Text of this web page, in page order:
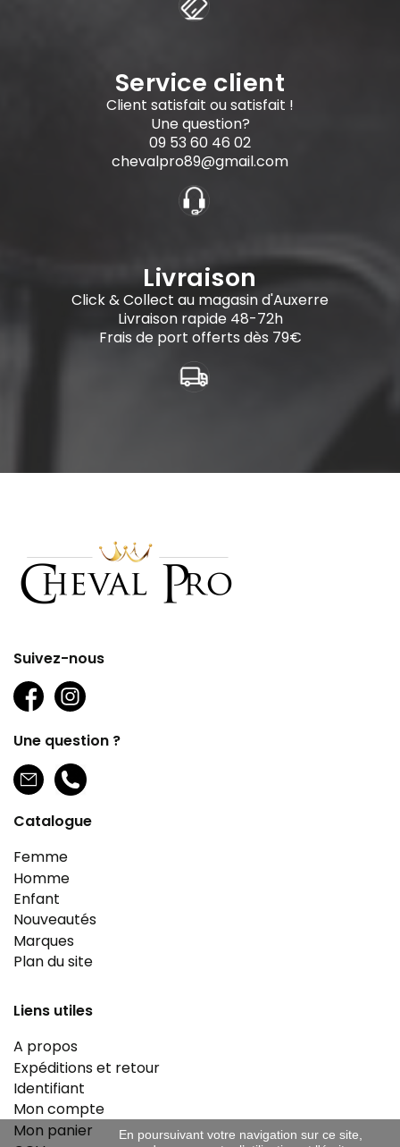
Service client
Client satisfait ou satisfait !
Une question?
09 53 60 46 02
chevalpro89@gmail.com
Livraison
Click & Collect au magasin d'Auxerre
Livraison rapide 48-72h
Frais de port offerts dès 79€
Suivez-nous
Une question ?
Catalogue
Femme
Homme
Enfant
Nouveautés
Marques
Plan du site
Liens utiles
A propos
Expéditions et retour
Identifiant
Mon compte
Mon panier
En poursuivant votre navigation sur ce site,